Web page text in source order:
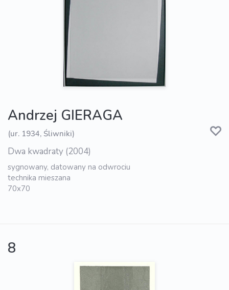
Andrzej GIERAGA
(ur. 1934, Śliwniki)
Dwa kwadraty (2004)
sygnowany, datowany na odwrociu
technika mieszana
70x70
8